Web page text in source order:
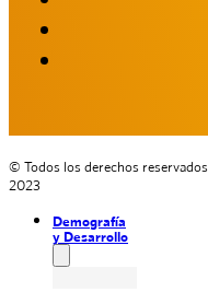
© Todos los derechos reservados
2023
Demografía
y Desarrollo